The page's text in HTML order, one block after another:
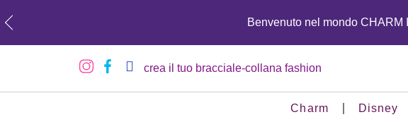
Benvenuto nel mondo CHARM
crea il tuo bracciale-collana fashion
Charm Disney